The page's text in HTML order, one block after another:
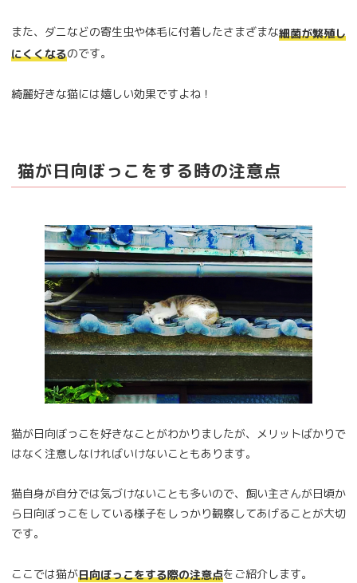
また、ダニなどの寄生虫や体毛に付着したさまざまな細菌が繁殖し
にくくなるのです。
綺麗好きな猫には嬉しい効果ですよね！
猫が日向ぼっこをする時の注意点
猫が日向ぼっこを好きなことがわかりましたが、メリットばかりで
はなく注意しなければいけないこともあります。
猫自身が自分では気づけないことも多いので、飼い主さんが日頃か
ら日向ぼっこをしている様子をしっかり観察してあげることが大切
です。
ここでは猫が日向ぼっこをする際の注意点をご紹介します。